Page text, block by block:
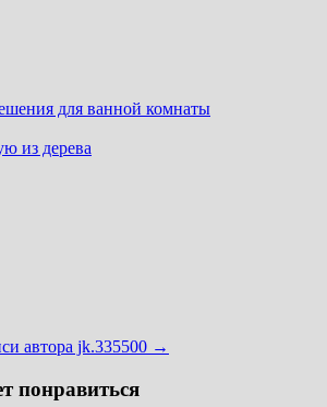
для ванной комнаты
из дерева
автора jk.335500 →
понравиться